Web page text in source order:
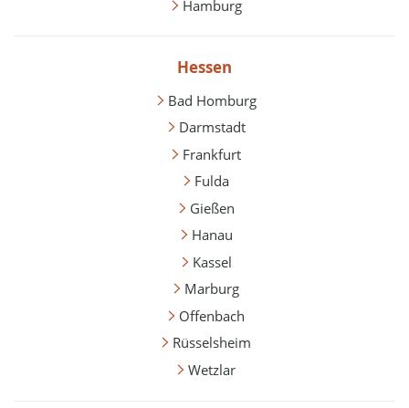
Hamburg
Hessen
Bad Homburg
Darmstadt
Frankfurt
Fulda
Gießen
Hanau
Kassel
Marburg
Offenbach
Rüsselsheim
Wetzlar